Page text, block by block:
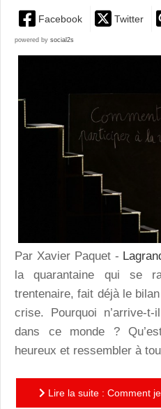
Facebook Twitter
powered by social2s
Par Xavier Paquet -
la quarantaine qui se
trentenaire, fait déjà le
crise. Pourquoi n’arrive-
dans ce monde ?
heureux et ressembler à
Lire la suite : Comment